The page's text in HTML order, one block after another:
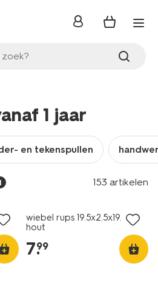
inloggen
1 jaar
en tekenspullen
153 artikelen
wiebel rups 19.5x2.5x19.5cm
hout
7.
99